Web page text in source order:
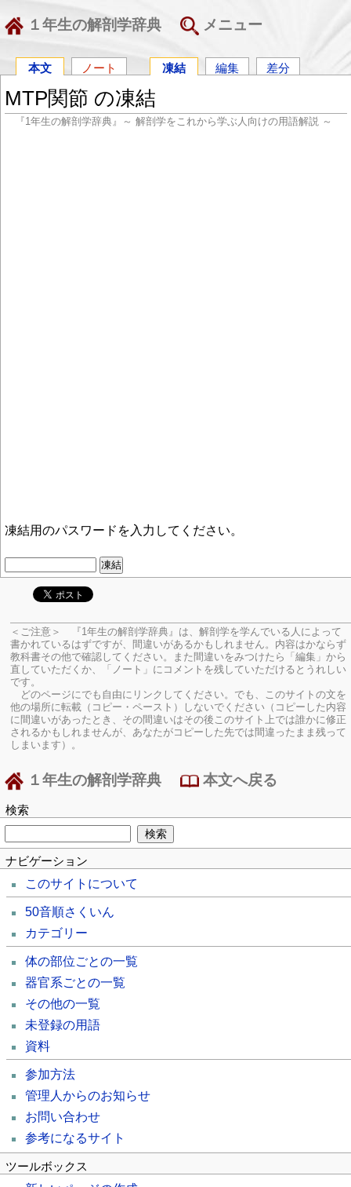
１年生の解剖学辞典 メニュー
本文 ノート 凍結 編集 差分
MTP関節 の凍結
『1年生の解剖学辞典』～ 解剖学をこれから学ぶ人向けの用語解説 ～
凍結用のパスワードを入力してください。
＜ご注意＞ 『1年生の解剖学辞典』は、解剖学を学んでいる人によって
書かれているはずですが、間違いがあるかもしれません。内容はかならず
教科書その他で確認してください。
また間違いをみつけたら「編集」から
直していただくか、「ノート」にコメントを残していただけるとうれしい
です。
どのページにでも自由にリンクしてください。でも、このサイトの文を
他の場所に転載（コピー・ペースト）しないでください（コピーした内容
に間違いがあったとき、その間違いはその後このサイト上では誰かに修正
されるかもしれませんが、あなたがコピーした先では間違ったまま残って
しまいます）。
１年生の解剖学辞典 本文へ戻る
検索
ナビゲーション
このサイトについて
50音順さくいん
カテゴリー
体の部位ごとの一覧
器官系ごとの一覧
その他の一覧
未登録の用語
資料
参加方法
管理人からのお知らせ
お問い合わせ
参考になるサイト
ツールボックス